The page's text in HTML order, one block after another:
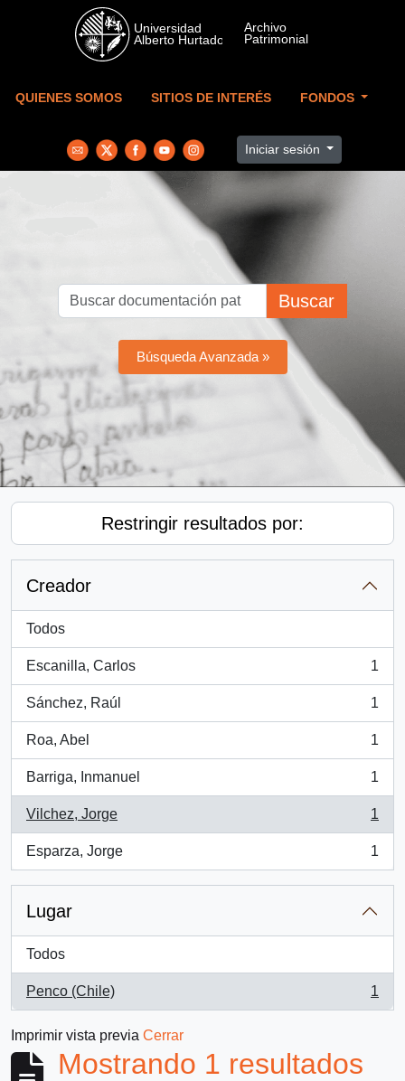
Skip to main content
QUIENES SOMOS SITIOS DE INTERÉS FONDOS
Iniciar sesión
Buscar
Búsqueda Avanzada »
Restringir resultados por:
Creador
Todos
Escanilla, Carlos
, 1 resultados
1
Sánchez, Raúl
, 1 resultados
1
Roa, Abel
, 1 resultados
1
Barriga, Inmanuel
, 1 resultados
1
Vilchez, Jorge
, 1 resultados
1
Esparza, Jorge
, 1 resultados
1
Lugar
Todos
Penco (Chile)
, 1 resultados
1
Imprimir vista previa Cerrar
Mostrando 1 resultados